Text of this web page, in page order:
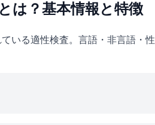
とは？基本情報と特徴
いる適性検査。言語・非言語・性